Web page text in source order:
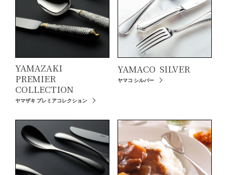
YAMAZAKI
PREMIER
COLLECTION
ヤマザキ プレミアコレクション
YAMACO SILVER
ヤマコ シルバー